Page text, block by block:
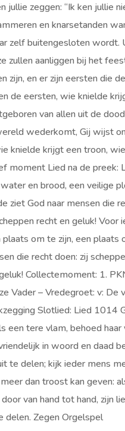
jullie zeggen: “Ik ken jullie
en knarsetanden
zelf buitengesloten
zullen aanliggen bij het
en er zijn eersten die
de eersten, wie knielde
van allen uit de
wederkomt, Gij wijst
krijgt een troon,
Lied na de preek:
en brood, een veilige
ziet God naar mensen die
recht en geluk! Voor
om te zijn, een
die recht doen: zij
Collectemoment: 1.
Vader – Vredegroet: v: De
Slotlied: Lied 1014
een tere vlam, behoed
in woord en daad
te delen; kijk ieder mens
dan troost kan geven:
van hand tot hand, zijn
delen. Zegen Orgelspel